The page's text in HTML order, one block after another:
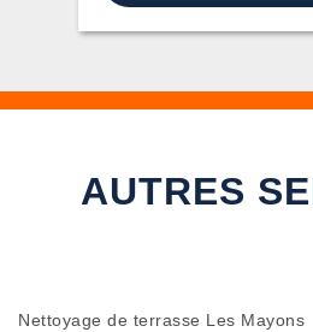
AUTRES
Nettoyage de terrasse Les Mayons